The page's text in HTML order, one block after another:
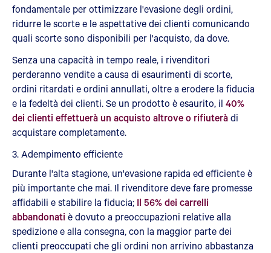
fondamentale per ottimizzare l'evasione degli ordini,
ridurre le scorte e le aspettative dei clienti comunicando
quali scorte sono disponibili per l'acquisto, da dove.
Senza una capacità in tempo reale, i rivenditori
perderanno vendite a causa di esaurimenti di scorte,
ordini ritardati e ordini annullati, oltre a erodere la fiducia
e la fedeltà dei clienti. Se un prodotto è esaurito, il 40%
dei clienti effettuerà un acquisto altrove o rifiuteràdi
acquistare completamente.
3. Adempimento efficiente
Durante l'alta stagione, un'evasione rapida ed efficiente è
più importante che mai. Il rivenditore deve fare promesse
affidabili e stabilire la fiducia; Il 56% dei carrelli
abbandonati è dovuto a preoccupazioni relative alla
spedizione e alla consegna, con la maggior parte dei
clienti preoccupati che gli ordini non arrivino abbastanza